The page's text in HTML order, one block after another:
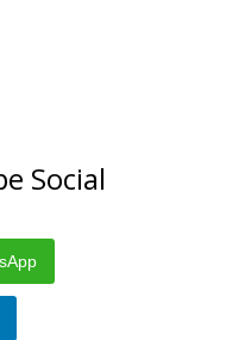
Social